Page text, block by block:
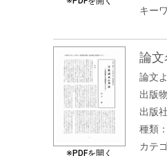
キー
※PDFを開く
論文
論文
出版
出版
種類：
カテ